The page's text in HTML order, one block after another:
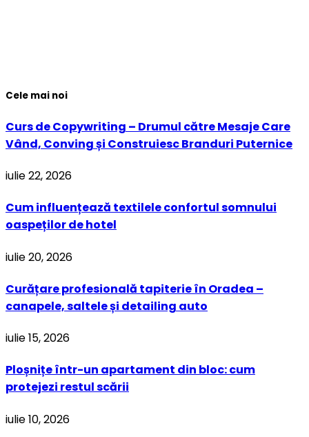
Cele mai noi
Curs de Copywriting – Drumul către Mesaje Care
Vând, Conving și Construiesc Branduri Puternice
iulie 22, 2026
Cum influențează textilele confortul somnului
oaspeților de hotel
iulie 20, 2026
Curățare profesională tapiterie în Oradea –
canapele, saltele și detailing auto
iulie 15, 2026
Ploșnițe într-un apartament din bloc: cum
protejezi restul scării
iulie 10, 2026